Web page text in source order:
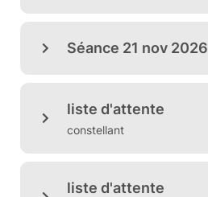
Séance 21 nov 2026
liste d'attente
constellant
liste d'attente